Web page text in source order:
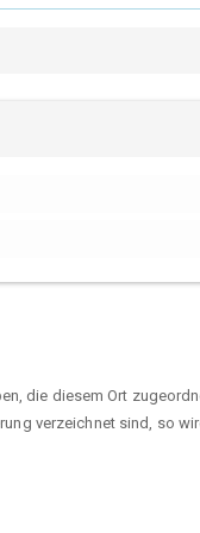
die diesem Ort
verzeichnet sind, so